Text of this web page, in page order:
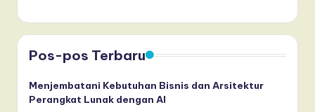
Pos-pos Terbaru
Menjembatani Kebutuhan Bisnis dan Arsitektur
Perangkat Lunak dengan AI